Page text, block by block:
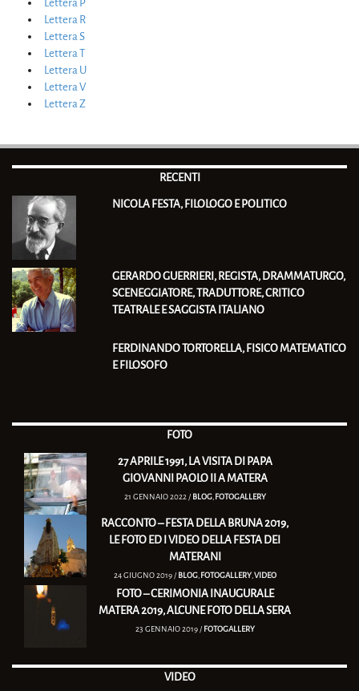
Lettera P
Lettera R
Lettera S
Lettera T
Lettera U
Lettera V
Lettera Z
RECENTI
NICOLA FESTA, FILOLOGO E POLITICO
GERARDO GUERRIERI, REGISTA, DRAMMATURGO,
SCENEGGIATORE, TRADUTTORE, CRITICO
TEATRALE E SAGGISTA ITALIANO
FERDINANDO TORTORELLA, FISICO MATEMATICO
E FILOSOFO
FOTO
27 APRILE 1991, LA VISITA DI PAPA
GIOVANNI PAOLO II A MATERA
21 GENNAIO 2022 / BLOG, FOTOGALLERY
RACCONTO – FESTA DELLA BRUNA 2019,
LE FOTO ED I VIDEO DELLA FESTA DEI
MATERANI
24 GIUGNO 2019 / BLOG,FOTOGALLERY,VIDEO
FOTO – CERIMONIA INAUGURALE
MATERA 2019, ALCUNE FOTO DELLA SERA
23 GENNAIO 2019 / FOTOGALLERY
VIDEO